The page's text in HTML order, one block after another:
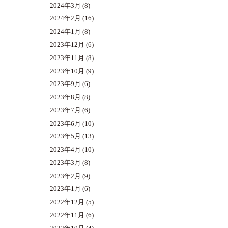
2024年3月 (8)
2024年2月 (16)
2024年1月 (8)
2023年12月 (6)
2023年11月 (8)
2023年10月 (9)
2023年9月 (6)
2023年8月 (8)
2023年7月 (6)
2023年6月 (10)
2023年5月 (13)
2023年4月 (10)
2023年3月 (8)
2023年2月 (9)
2023年1月 (6)
2022年12月 (5)
2022年11月 (6)